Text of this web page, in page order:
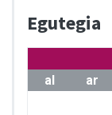
Egutegia
al
ar